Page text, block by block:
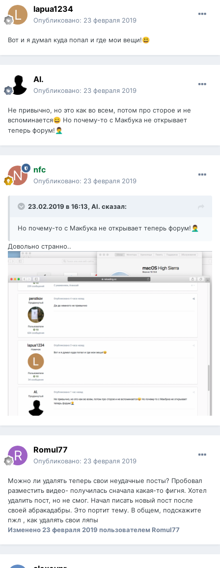
lapua1234
Опубликовано: 23 февраля 2019
Вот и я думал куда попал и где мои вещи!😃
Al.
Опубликовано: 23 февраля 2019
Не привычно, но это как во всем, потом про сторое и не
вспоминается😀 Но почему-то с Макбука не открывает
теперь форум! 🤦‍♂️
nfc
Опубликовано: 23 февраля 2019
23.02.2019 в 16:13, Al. сказал:
Но почему-то с Макбука не открывает теперь форум! 🤦‍♂️
Довольно странно..
Romul77
Опубликовано: 23 февраля 2019
Можно ли удалять теперь свои неудачные посты? Пробовал
разместить видео- получилась сначала какая-то фигня. Хотел
удалить пост, но не смог. Начал писать новый пост после
своей абракадабры. Это портит тему. В общем, подскажите
пжл , как удалять свои ляпы
Изменено23 февраля 2019 пользователем Romul77